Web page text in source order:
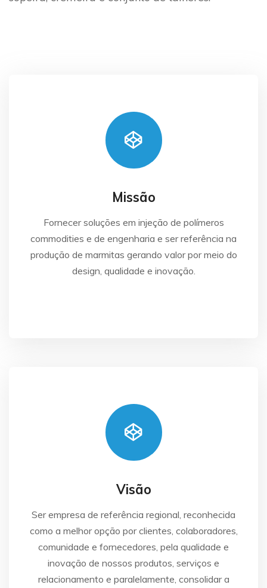
Missão
Fornecer soluções em injeção de polímeros
commodities e de engenharia e ser referência na
produção de marmitas gerando valor por meio do
design, qualidade e inovação.
Visão
Ser empresa de referência regional, reconhecida
como a melhor opção por clientes, colaboradores,
comunidade e fornecedores, pela qualidade e
inovação de nossos produtos, serviços e
relacionamento e paralelamente, consolidar a